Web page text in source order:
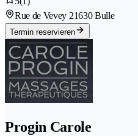
Rue de Vevey 21630 Bulle
Termin reservieren
Progin Carole